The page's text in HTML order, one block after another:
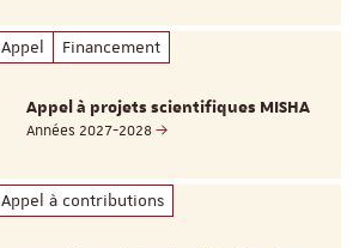
Appel Financement
Appel à projets scientifiques MISHA
Années 2027-2028
Appel à contributions